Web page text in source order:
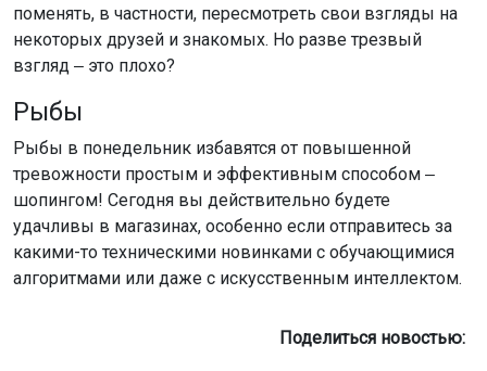
поменять, в частности, пересмотреть свои взгляды на
некоторых друзей и знакомых. Но разве трезвый
взгляд ‒ это плохо?
Рыбы
Рыбы в понедельник избавятся от повышенной
тревожности простым и эффективным способом ‒
шопингом! Сегодня вы действительно будете
удачливы в магазинах, особенно если отправитесь за
какими-то техническими новинками с обучающимися
алгоритмами или даже с искусственным интеллектом.
Поделиться новостью: